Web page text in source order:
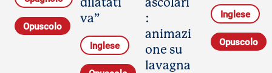
Opuscolo
va”
Inglese
:
animazi
one su
lavagna
Inglese
Opuscolo